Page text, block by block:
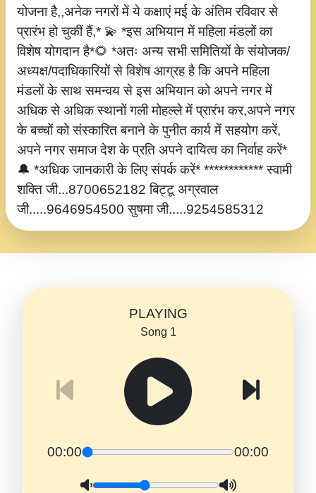
योजना है,,अनेक नगरों में ये कक्षाएं मई के अंतिम रविवार से
प्रारंभ हो चुकीं हैं,* 💫 *इस अभियान में महिला मंडलों का
विशेष योगदान है*🌻 *अतः अन्य सभी समितियों के संयोजक/
अध्यक्ष/पदाधिकारियों से विशेष आग्रह है कि अपने महिला
मंडलों के साथ समन्वय से इस अभियान को अपने नगर में
अधिक से अधिक स्थानों गली मोहल्ले में प्रारंभ कर,अपने नगर
के बच्चों को संस्कारित बनाने के पुनीत कार्य में सहयोग करें,
अपने नगर समाज देश के प्रति अपने दायित्व का निर्वाह करें*
🔔 *अधिक जानकारी के लिए संपर्क करें* ************ स्वामी
शक्ति जी...8700652182 बिट्टू अग्रवाल
जी.....9646954500 सुषमा जी.....9254585312
PLAYING
Song 1
00:00 00:00